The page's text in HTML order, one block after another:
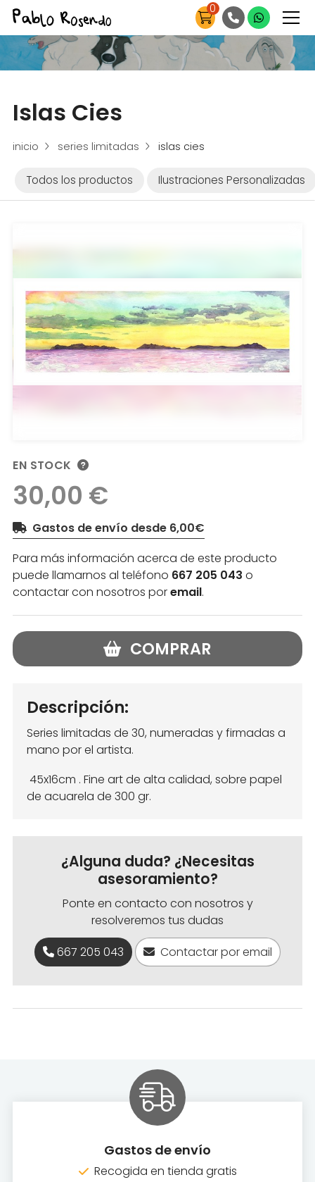
0
Islas Cies
inicio series limitadas islas cies
Todos los productos Ilustraciones Personalizadas
EN STOCK
30,00 €
Gastos de envío desde 6,00€
Para más información acerca de este producto
puede llamarnos al teléfono 667 205 043 o
contactar con nosotros poremail.
COMPRAR
Descripción:
Series limitadas de 30, numeradas y firmadas a
mano por el artista.
45x16cm . Fine art de alta calidad, sobre papel
de acuarela de 300 gr.
¿Alguna duda? ¿Necesitas
asesoramiento?
Ponte en contacto con nosotros y
resolveremos tus dudas
667 205 043
Contactar por email
Gastos de envío
Recogida en tienda gratis